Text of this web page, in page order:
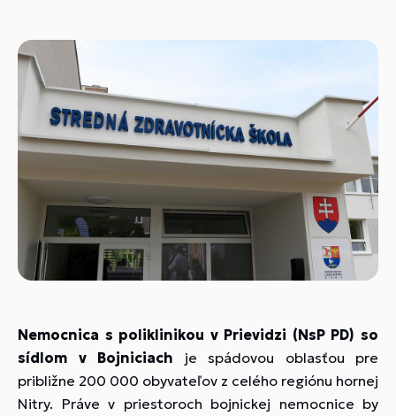
Nemocnica s poliklinikou v Prievidzi (NsP PD) so
sídlom v Bojniciach je spádovou oblasťou pre
približne 200 000 obyvateľov z celého regiónu hornej
Nitry. Práve v priestoroch bojnickej nemocnice by